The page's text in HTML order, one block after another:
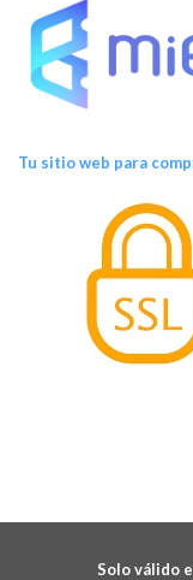
Tu sitio web para
Solo válido